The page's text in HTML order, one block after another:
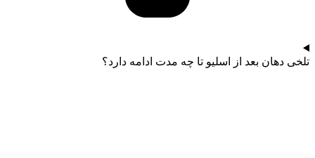
تلخی دهان بعد از اسلیو تا چه مدت ادامه دارد؟